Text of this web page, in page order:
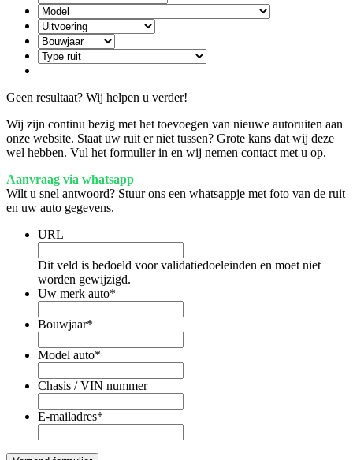
Geen resultaat? Wij helpen u verder!
Wij zijn continu bezig met het toevoegen van nieuwe autoruiten aan
onze website. Staat uw ruit er niet tussen? Grote kans dat wij deze
wel hebben. Vul het formulier in en wij nemen contact met u op.
Aanvraag via whatsapp
Wilt u snel antwoord? Stuur ons een whatsappje met foto van de ruit
en uw auto gegevens.
URL
Dit veld is bedoeld voor validatiedoeleinden en moet niet
worden gewijzigd.
Uw merk auto*
Bouwjaar*
Model auto*
Chasis / VIN nummer
E-mailadres*